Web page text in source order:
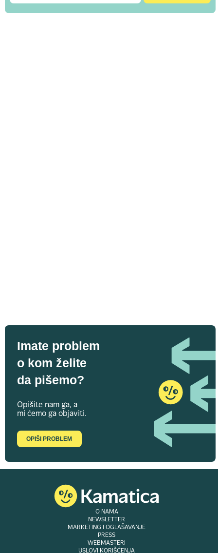
Imate problem
o kom želite
da pišemo?
Opišite nam ga, a
mi ćemo ga objaviti.
OPIŠI PROBLEM
O NAMA
NEWSLETTER
MARKETING I OGLAŠAVANJE
PRESS
WEBMASTERI
USLOVI KORIŠĆENJA